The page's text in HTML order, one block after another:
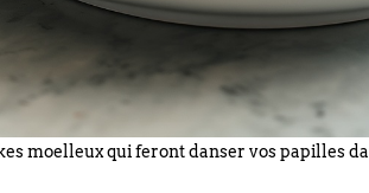
moelleux qui feront danser vos papilles